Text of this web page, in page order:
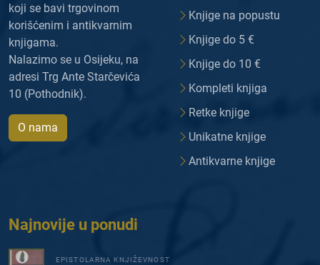
koji se bavi trgovinom
korišćenim i antikvarnim
knjigama.
Nalazimo se u Osijeku, na
adresi Trg Ante Starčevića
10 (Pothodnik).
O nama
Knjige na popustu
Knjige do 5 €
Knjige do 10 €
Kompleti knjiga
Retke knjige
Unikatne knjige
Antikvarne knjige
Najnovije u ponudi
EPISTOLARNA KNJIŽEVNOST